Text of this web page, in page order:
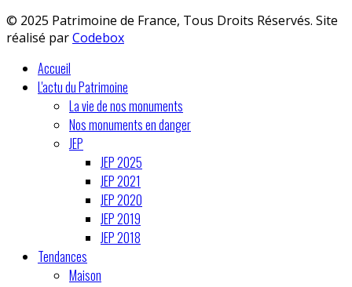
© 2025 Patrimoine de France, Tous Droits Réservés. Site
réalisé parCodebox
Accueil
L'actu du Patrimoine
La vie de nos monuments
Nos monuments en danger
JEP
JEP 2025
JEP 2021
JEP 2020
JEP 2019
JEP 2018
Tendances
Maison